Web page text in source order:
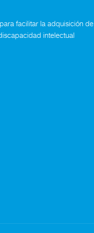
facilitar la adquisición de
intelectual